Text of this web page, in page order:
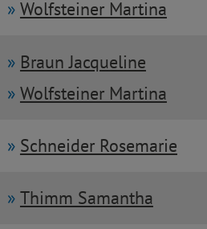
Wolfsteiner Martina
Braun Jacqueline
Wolfsteiner Martina
Schneider Rosemarie
Thimm Samantha